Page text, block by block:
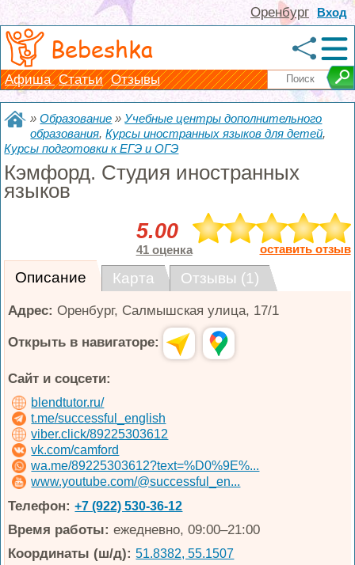
Вход
Оренбург
Bebeshka
Афиша Статьи Отзывы
»Образование »Учебные центры дополнительного
образования,Курсы иностранных языков для детей,
Курсы подготовки к ЕГЭ и ОГЭ
Кэмфорд. Студия иностранных
языков
5.00
41 оценка оставить отзыв
Описание Карта Отзывы (1)
Адрес: Оренбург, Салмышская улица, 17/1
Открыть в навигаторе:
Сайт и соцсети:
blendtutor.ru/
t.me/successful_english
viber.click/89225303612
vk.com/camford
wa.me/89225303612?text=%D0%9E%...
www.youtube.com/@successful_en...
Телефон: +7 (922) 530-36-12
Время работы: ежедневно, 09:00–21:00
Координаты (ш/д): 51.8382, 55.1507